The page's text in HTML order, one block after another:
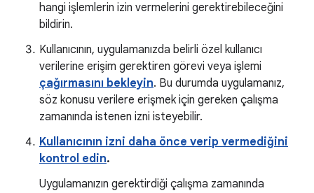
hangi işlemlerin izin vermelerini gerektirebileceğini
bildirin.
Kullanıcının, uygulamanızda belirli özel kullanıcı
verilerine erişim gerektiren görevi veya işlemi
çağırmasını bekleyin. Bu durumda uygulamanız,
söz konusu verilere erişmek için gereken çalışma
zamanında istenen izni isteyebilir.
Kullanıcının izni daha önce verip vermediğini
kontrol edin.
Uygulamanızın gerektirdiği çalışma zamanında